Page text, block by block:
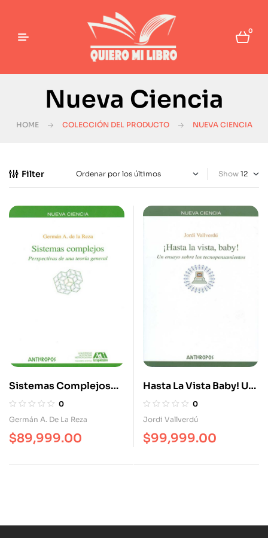
0
Nueva Ciencia
HOME COLECCIÓN DEL PRODUCTO NUEVA CIENCIA
Filter Show
Sistemas Complejos
Perspectivas De Una
Teoría General
0
Germán A. De La Reza
$89,999.00
Hasta La Vista Baby! Un
Ensayo Sobre Los
Tecnopensamientos
0
Jordi Vallverdú
$99,999.00